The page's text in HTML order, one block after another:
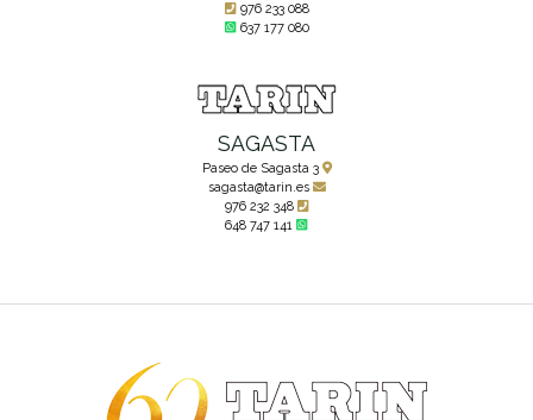
976 233 088
637 177 080
SAGASTA
Paseo de Sagasta 3
sagasta@tarin.es
976 232 348
648 747 141